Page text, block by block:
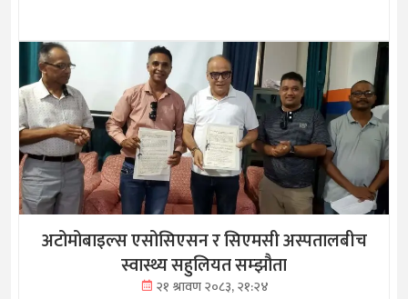
अटोमोबाइल्स एसोसिएसन र सिएमसी अस्पतालबीच
स्वास्थ्य सहुलियत सम्झौता
२१ श्रावण २०८३, २१:२४